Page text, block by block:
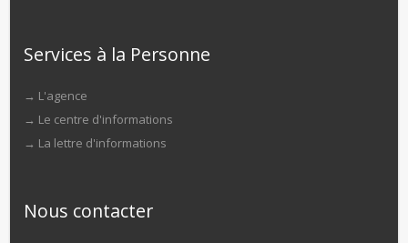
Services à la Personne
→ L'agence
→ Le centre d'informations
→ La lettre d'informations
Nous contacter